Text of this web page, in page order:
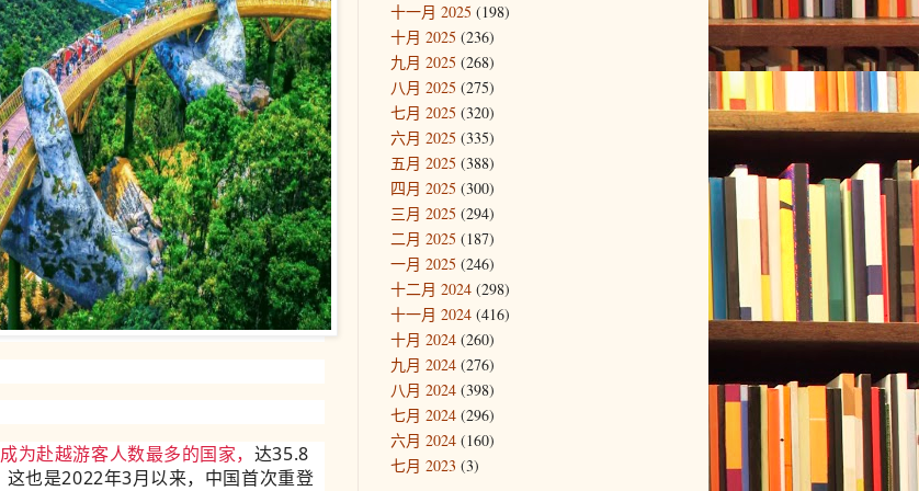
成为赴越游客人数最多的国家， 达35.8
这也是2022年3月以来，中国首次重登
十一月 2025 (198)
十月 2025 (236)
九月 2025 (268)
八月 2025 (275)
七月 2025 (320)
六月 2025 (335)
五月 2025 (388)
四月 2025 (300)
三月 2025 (294)
二月 2025 (187)
一月 2025 (246)
十二月 2024 (298)
十一月 2024 (416)
十月 2024 (260)
九月 2024 (276)
八月 2024 (398)
七月 2024 (296)
六月 2024 (160)
七月 2023 (3)